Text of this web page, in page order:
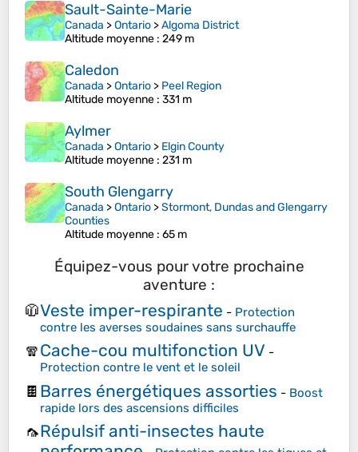
Sault-Sainte-Marie
Canada >Ontario >Algoma District
Altitude moyenne : 249 m
Caledon
Canada >Ontario > Peel Region
Altitude moyenne : 331 m
Aylmer
Canada >Ontario > Elgin County
Altitude moyenne : 231 m
South Glengarry
Canada >Ontario >Stormont, Dundas and Glengarry
Counties
Altitude moyenne : 65 m
Équipez-vous pour votre prochaine
aventure :
🧥Veste imper-respirante - Protection
contre les averses soudaines sans surchauffe
🧣Cache-cou multifonction UV -
Protection contre le vent et le soleil
🍫 Barres énergétiques assorties - Boost
rapide lors des ascensions difficiles
🦟Répulsif anti-insectes haute